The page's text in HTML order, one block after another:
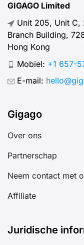
GIGAGO Limited
Unit 205, Unit C,
Branch Building,
Hong Kong
Mobiel: +1 657-
E-mail:
Gigago
Over ons
Partnerschap
Neem contact met
Affiliate
Juridische